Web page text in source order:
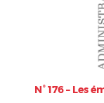
N° 176 – Les